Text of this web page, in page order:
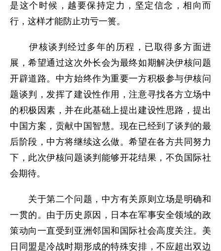
是这个时候，越要保持定力，坚定信念，相向而
行，这样才能防止功亏一篑。
伊核谈判经过多年的历程，已取得多方面进
展，希望通过这次外长会为最终如期解决伊核问题
开辟道路。中方始终作为重要一方积极参与伊核问
题谈判，发挥了建设性作用，注意寻找各方立场中
的积极因素，并在此基础上提出建设性思路，提出
中国方案，贡献中国智慧。现在已经到了谈判的最
后阶段，中方将继续这么做。希望在各方共同努力
下，此次伊核问题谈判能够开花结果，不负国际社
会期待。
关于第二个问题，中方有关原则立场是明确和
一贯的。由于历史原因，日本在军事安全领域的政
策动向一直受到亚洲邻国和国际社会高度关注。美
日同盟是冷战时期形成的特殊安排，不应超出双边